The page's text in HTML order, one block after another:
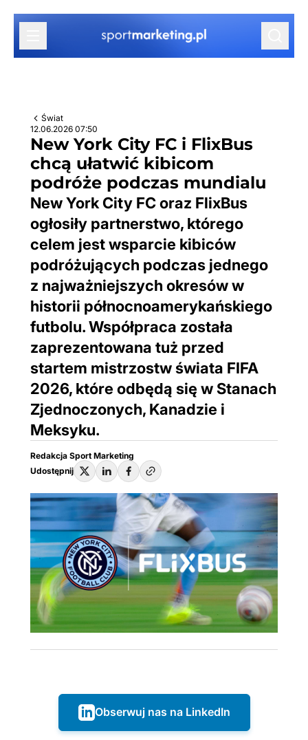
Przejdź do treści
Świat
12.06.2026 07:50
New York City FC i FlixBus
chcą ułatwić kibicom
podróże podczas mundialu
New York City FC oraz FlixBus
ogłosiły partnerstwo, którego
celem jest wsparcie kibiców
podróżujących podczas jednego
z najważniejszych okresów w
historii północnoamerykańskiego
futbolu. Współpraca została
zaprezentowana tuż przed
startem mistrzostw świata FIFA
2026, które odbędą się w Stanach
Zjednoczonych, Kanadzie i
Meksyku.
Redakcja Sport Marketing
Udostępnij
Obserwuj nas na LinkedIn